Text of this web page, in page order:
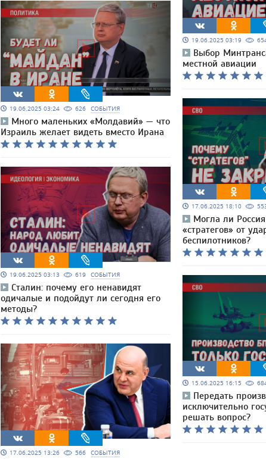
19.06.2025 03:24 626 СОБЫТИЯ
Много маленьких «Молдавий» — что
Израиль желает видеть вместо Ирана
19.06.2025 03:13 619 СОБЫТИЯ
Сталин: почему его ненавидят
одичалые и подойдут ли сегодня его
методы?
17.06.2025 13:26 566 СОБЫТИЯ
19.06.2025 03:19
Выбор
местной авиации
17.06.2025 18:10
Могла ли
«стратегов» от
беспилотников?
15.06.2025 16:15
Передать
исключительно
решать вопрос?